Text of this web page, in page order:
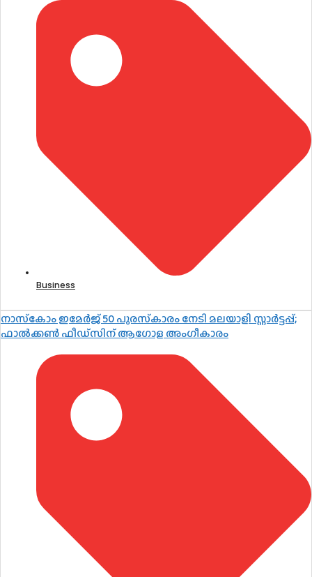
Business
നാസ്‌കോം ഇമേർജ് 50 പുരസ്‌കാരം നേടി മലയാളി സ്റ്റാർട്ടപ്പ്;
ഫാൽക്കൺ ഫീഡ്‌സിന് ആഗോള അംഗീകാരം